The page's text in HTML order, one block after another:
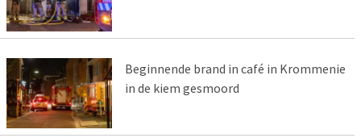
Beginnende brand in café in Krommenie
in de kiem gesmoord